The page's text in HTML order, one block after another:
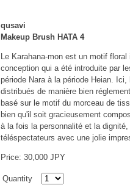
qusavi
Makeup Brush HATA 4
Le Karahana-mon est un motif
conception qui a été introduite par
période Nara à la période Heian.
distribués de manière bien
basé sur le motif du morceau de
bien qu'il soit gracieusement
à la fois la personnalité et la
téléspectateurs avec une jolie
Price: 30,000 JPY
Quantity